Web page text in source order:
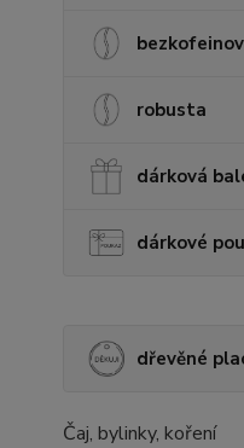
robusta
dárková
dárkové
dřevěné
Čaj, bylinky, koření